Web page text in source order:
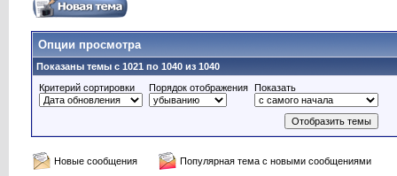
Опции просмотра
Показаны темы с 1021 по 1040 из 1040
Критерий сортировки
Порядок отображения Показать
Новые сообщения
Популярная тема с новыми сообщениями